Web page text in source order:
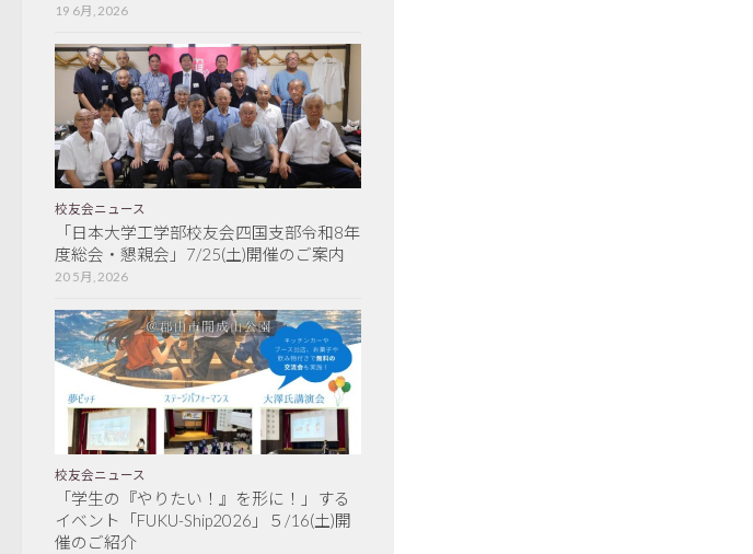
19 6月, 2026
校友会ニュース
「日本大学工学部校友会四国支部令和8年
度総会・懇親会」7/25(土)開催のご案内
20 5月, 2026
校友会ニュース
「学生の『やりたい！』を形に！」する
イベント「FUKU-Ship2026」５/16(土)開
催のご紹介